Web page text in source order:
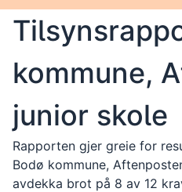
kommune,
junior skole
Rapporten gjer greie for
Bodø kommune,
avdekka brot på 8 av 12